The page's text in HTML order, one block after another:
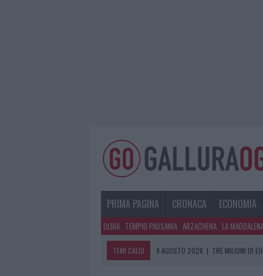
PRIMA PAGINA CRONACA ECONOMIA
OLBIA TEMPIO PAUSANIA ARZACHENA LA
TEMI CALDI 9 AGOSTO 2026 | TRE MILIONI DI